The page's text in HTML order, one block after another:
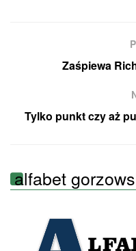
Zaśpiewa
Tylko punkt czy aż
alfabet